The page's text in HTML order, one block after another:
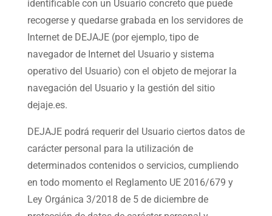
identificable con un Usuario concreto que puede
recogerse y quedarse grabada en los servidores de
Internet de DEJAJE (por ejemplo, tipo de
navegador de Internet del Usuario y sistema
operativo del Usuario) con el objeto de mejorar la
navegación del Usuario y la gestión del sitio
dejaje.es.
DEJAJE podrá requerir del Usuario ciertos datos de
carácter personal para la utilización de
determinados contenidos o servicios, cumpliendo
en todo momento el Reglamento UE 2016/679 y
Ley Orgánica 3/2018 de 5 de diciembre de